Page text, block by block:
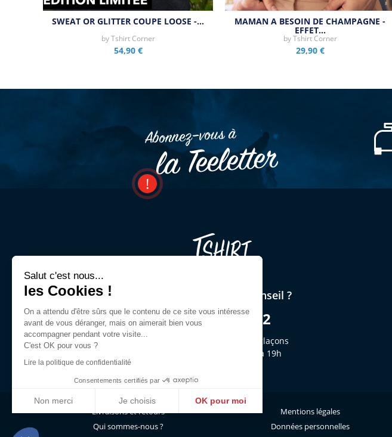
SWEAT OR GLITTER COUPE LOOSE -…
byTshirt Corner
54,90 €
MAMAN A BESOIN DE CHAMPAGNE -
EFFET…
byTshirt Corner
29,90 €
Abonnez–vous à
la Teeletter
Une question ? Un conseil ?
03 44 54 00 92
Demandez Jeffrey ou des glaçons
du lun. au ven. de 9h30 à 19h
Livraisons et retours
Qui sommes-nous ?
Mentions légales
Données personnelles
Salut c'est nous...
les Cookies !
On a attendu d'être sûrs que le contenu de ce site vous intéresse
avant de vous déranger, mais on aimerait bien vous
accompagner pendant votre visite...
C'est OK pour vous ?
Lire la politique de confidentialité
Consentements certifiés par
Non merci Je choisis OK pour moi
Notre plateforme vous permet d'adapter et de gérer vos paramètres de confidentialité,